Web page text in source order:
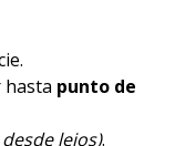
hasta punto de
lejos).